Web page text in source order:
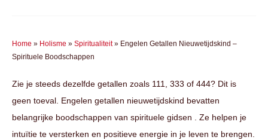
Home » Holisme » Spiritualiteit» Engelen Getallen Nieuwetijdskind –
Spirituele Boodschappen
Zie je steeds dezelfde getallen zoals 111, 333 of 444? Dit is
geen toeval. Engelen getallen nieuwetijdskind bevatten
belangrijke boodschappen van spirituele gidsen . Ze helpen je
intuïtie te versterken en positieve energie in je leven te brengen.